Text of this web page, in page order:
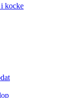
i kocke